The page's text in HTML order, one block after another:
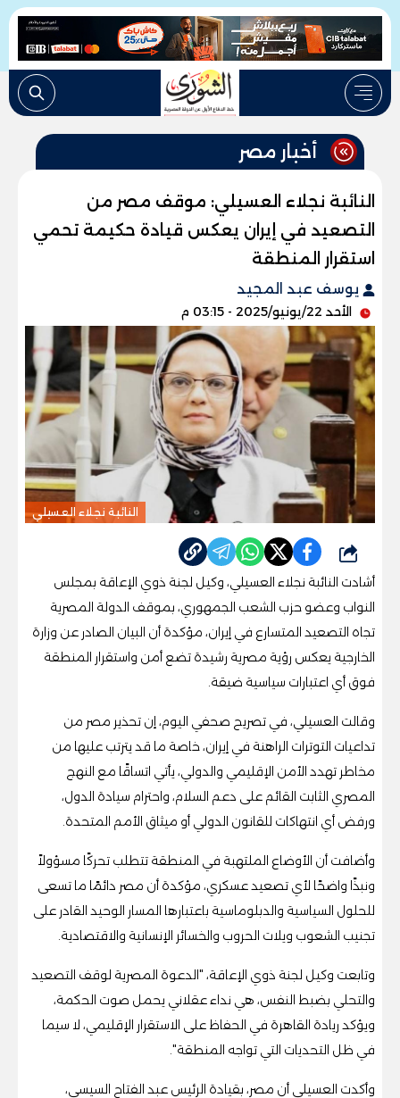
أخبار مصر
النائبة نجلاء العسيلي: موقف مصر من
التصعيد في إيران يعكس قيادة حكيمة تحمي
استقرار المنطقة
يوسف عبد المجيد
الأحد 22/يونيو/2025 - 03:15 م
النائبة نجلاء العسيلي
شارك
أشادت النائبة نجلاء العسيلي، وكيل لجنة ذوي الإعاقة بمجلس
النواب وعضو حزب الشعب الجمهوري، بموقف الدولة المصرية
تجاه التصعيد المتسارع في إيران، مؤكدة أن البيان الصادر عن وزارة
الخارجية يعكس رؤية مصرية رشيدة تضع أمن واستقرار المنطقة
فوق أي اعتبارات سياسية ضيقة.
وقالت العسيلي، في تصريح صحفي اليوم، إن تحذير مصر من
تداعيات التوترات الراهنة في إيران، خاصة ما قد يترتب عليها من
مخاطر تهدد الأمن الإقليمي والدولي، يأتي اتساقًا مع النهج
المصري الثابت القائم على دعم السلام، واحترام سيادة الدول،
ورفض أي انتهاكات للقانون الدولي أو ميثاق الأمم المتحدة.
وأضافت أن الأوضاع الملتهبة في المنطقة تتطلب تحركًا مسؤولاً
ونبذًا واضحًا لأي تصعيد عسكري، مؤكدة أن مصر دائمًا ما تسعى
للحلول السياسية والدبلوماسية باعتبارها المسار الوحيد القادر على
تجنيب الشعوب ويلات الحروب والخسائر الإنسانية والاقتصادية.
وتابعت وكيل لجنة ذوي الإعاقة، "الدعوة المصرية لوقف التصعيد
والتحلي بضبط النفس، هي نداء عقلاني يحمل صوت الحكمة،
ويؤكد ريادة القاهرة في الحفاظ على الاستقرار الإقليمي، لا سيما
في ظل التحديات التي تواجه المنطقة".
وأكدت العسيلي أن مصر، بقيادة الرئيس عبد الفتاح السيسي،